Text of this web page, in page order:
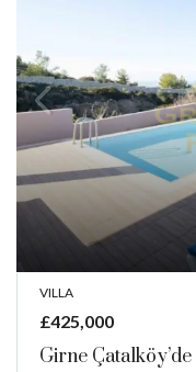
VILLA
£425,000
Girne Çatalköy’de